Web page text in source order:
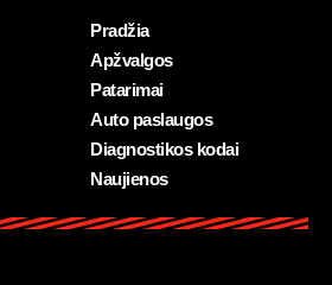
Pradžia
Apžvalgos
Patarimai
Auto paslaugos
Diagnostikos kodai
Naujienos